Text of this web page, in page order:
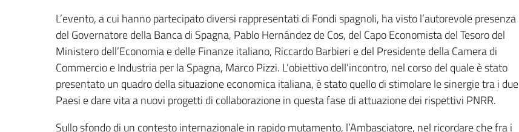
L’evento, a cui hanno partecipato diversi rappresentati di Fondi spagnoli, ha visto l’autorevole presenza
del Governatore della Banca di Spagna, Pablo Hernández de Cos, del Capo Economista del Tesoro del
Ministero dell’Economia e delle Finanze italiano, Riccardo Barbieri e del Presidente della Camera di
Commercio e Industria per la Spagna, Marco Pizzi. L’obiettivo dell’incontro, nel corso del quale è stato
presentato un quadro della situazione economica italiana, è stato quello di stimolare le sinergie tra i due
Paesi e dare vita a nuovi progetti di collaborazione in questa fase di attuazione dei rispettivi PNRR.
Sullo sfondo di un contesto internazionale in rapido mutamento, l’Ambasciatore, nel ricordare che fra i